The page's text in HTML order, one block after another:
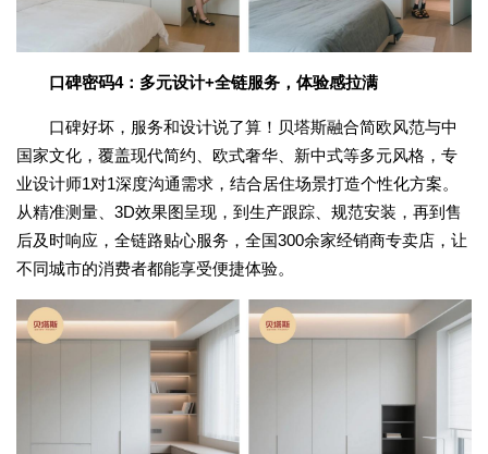
口碑密码4：多元设计+全链服务，体验感拉满
口碑好坏，服务和设计说了算！贝塔斯融合简欧风范与中
国家文化，覆盖现代简约、欧式奢华、新中式等多元风格，专
业设计师1对1深度沟通需求，结合居住场景打造个性化方案。
从精准测量、3D效果图呈现，到生产跟踪、规范安装，再到售
后及时响应，全链路贴心服务，全国300余家经销商专卖店，让
不同城市的消费者都能享受便捷体验。